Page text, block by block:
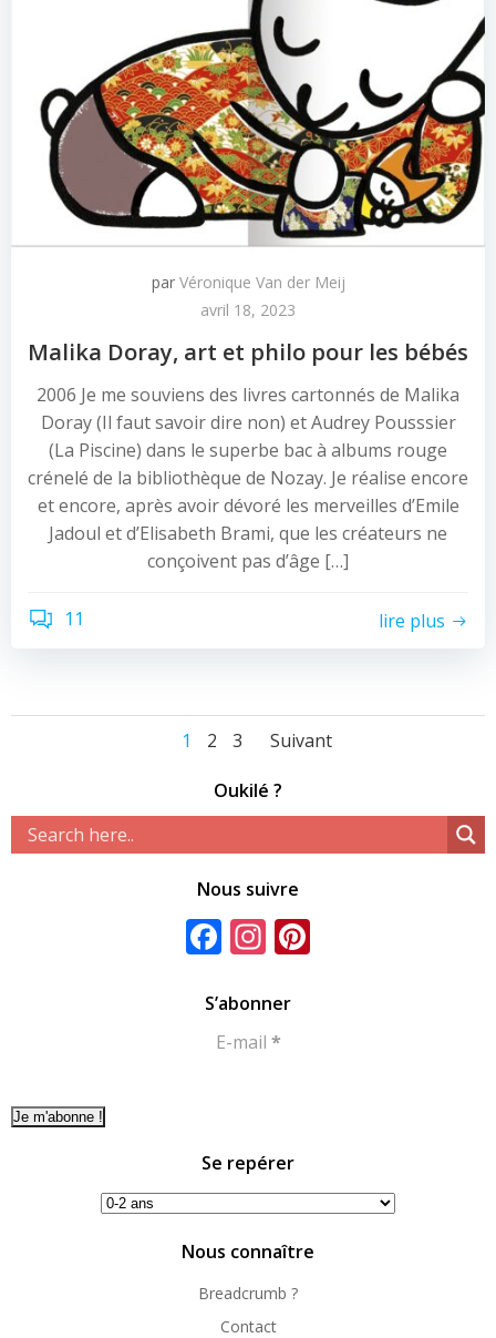
par Véronique Van der Meij
avril 18, 2023
Malika Doray, art et philo pour les bébés
2006 Je me souviens des livres cartonnés de Malika
Doray (Il faut savoir dire non) et Audrey Pousssier
(La Piscine) dans le superbe bac à albums rouge
crénelé de la bibliothèque de Nozay. Je réalise encore
et encore, après avoir dévoré les merveilles d’Emile
Jadoul et d’Elisabeth Brami, que les créateurs ne
conçoivent pas d’âge […]
11 lire plus
Navigation
des
articles
Navigation
des
articles
Page
1 Page
2 Page
3
Navigation
des
articles
Suivant
Oukilé ?
Nous suivre
Facebook
Instagram
S’abonner
E-mail *
Se repérer
Se
Nous connaître
Breadcrumb ?
Contact